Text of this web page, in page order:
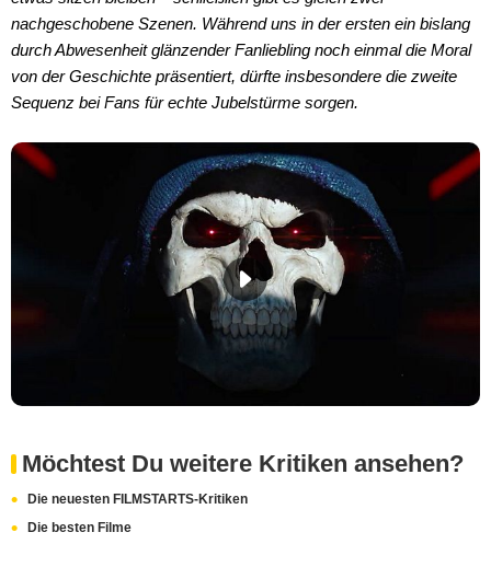
nachgeschobene Szenen. Während uns in der ersten ein bislang
durch Abwesenheit glänzender Fanliebling noch einmal die Moral
von der Geschichte präsentiert, dürfte insbesondere die zweite
Sequenz bei Fans für echte Jubelstürme sorgen.
Möchtest Du weitere Kritiken ansehen?
Die neuesten FILMSTARTS-Kritiken
Die besten Filme